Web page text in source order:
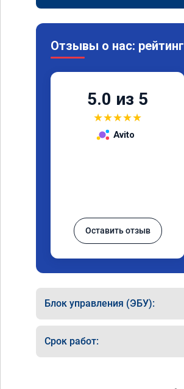
Отзывы о нас:
5.0 из 5
★★★★★
Avito
Оставить отзыв
Блок управления (ЭБУ):
Срок работ: